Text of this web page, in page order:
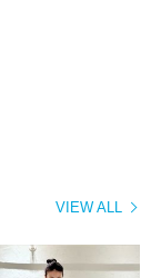
VIEW ALL